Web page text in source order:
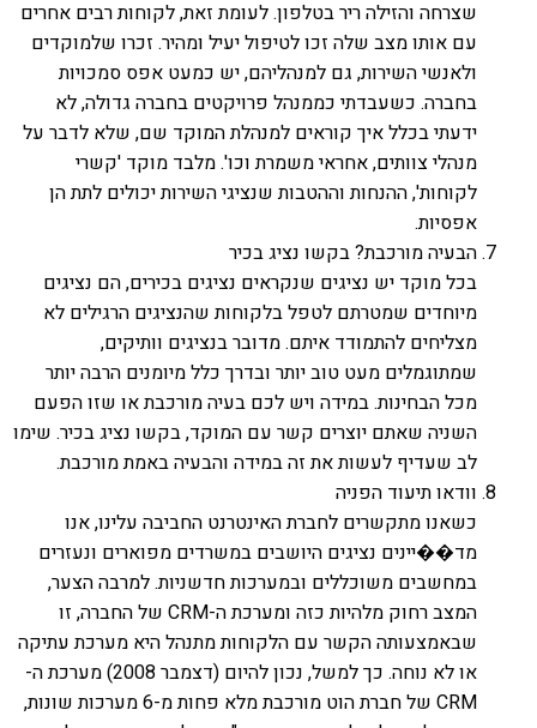
שצרחה והזילה ריר בטלפון. לעומת זאת, לקוחות רבים אחרים
עם אותו מצב שלה זכו לטיפול יעיל ומהיר. זכרו שלמוקדים
ולאנשי השירות, גם למנהליהם, יש כמעט אפס סמכויות
בחברה. כשעבדתי כממנהל פרויקטים בחברה גדולה, לא
ידעתי בכלל איך קוראים למנהלת המוקד שם, שלא לדבר על
מנהלי צוותים, אחראי משמרת וכו'. מלבד מוקד 'קשרי
לקוחות', ההנחות וההטבות שנציגי השירות יכולים לתת הן
אפסיות.
הבעיה מורכבת? בקשו נציג בכיר
בכל מוקד יש נציגים שנקראים נציגים בכירים, הם נציגים
מיוחדים שמטרתם לטפל בלקוחות שהנציגים הרגילים לא
מצליחים להתמודד איתם. מדובר בנציגים וותיקים,
שמתוגמלים מעט טוב יותר ובדרך כלל מיומנים הרבה יותר
מכל הבחינות. במידה ויש לכם בעיה מורכבת או שזו הפעם
השניה שאתם יוצרים קשר עם המוקד, בקשו נציג בכיר. שימו
לב שעדיף לעשות את זה במידה והבעיה באמת מורכבת.
וודאו תיעוד הפניה
כשאנו מתקשרים לחברת האינטרנט החביבה עלינו, אנו
מד��יינים נציגים היושבים במשרדים מפוארים ונעזרים
במחשבים משוכללים ובמערכות חדשניות. למרבה הצער,
המצב רחוק מלהיות כזה ומערכת ה-CRM של החברה, זו
שבאמצעותה הקשר עם הלקוחות מתנהל היא מערכת עתיקה
או לא נוחה. כך למשל, נכון להיום (דצמבר 2008) מערכת ה-
CRM של חברת הוט מורכבת מלא פחות מ-6 מערכות שונות,